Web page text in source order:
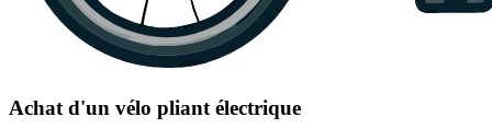
Achat d'un vélo pliant électrique